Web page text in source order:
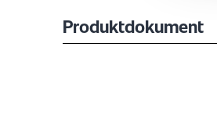
Produktdokument